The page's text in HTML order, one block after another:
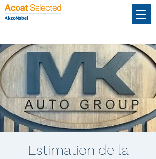
Estimation de la